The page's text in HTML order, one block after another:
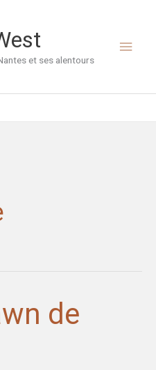
et ses alentours
de